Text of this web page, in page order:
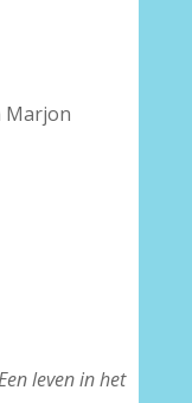
Marjon
leven in het